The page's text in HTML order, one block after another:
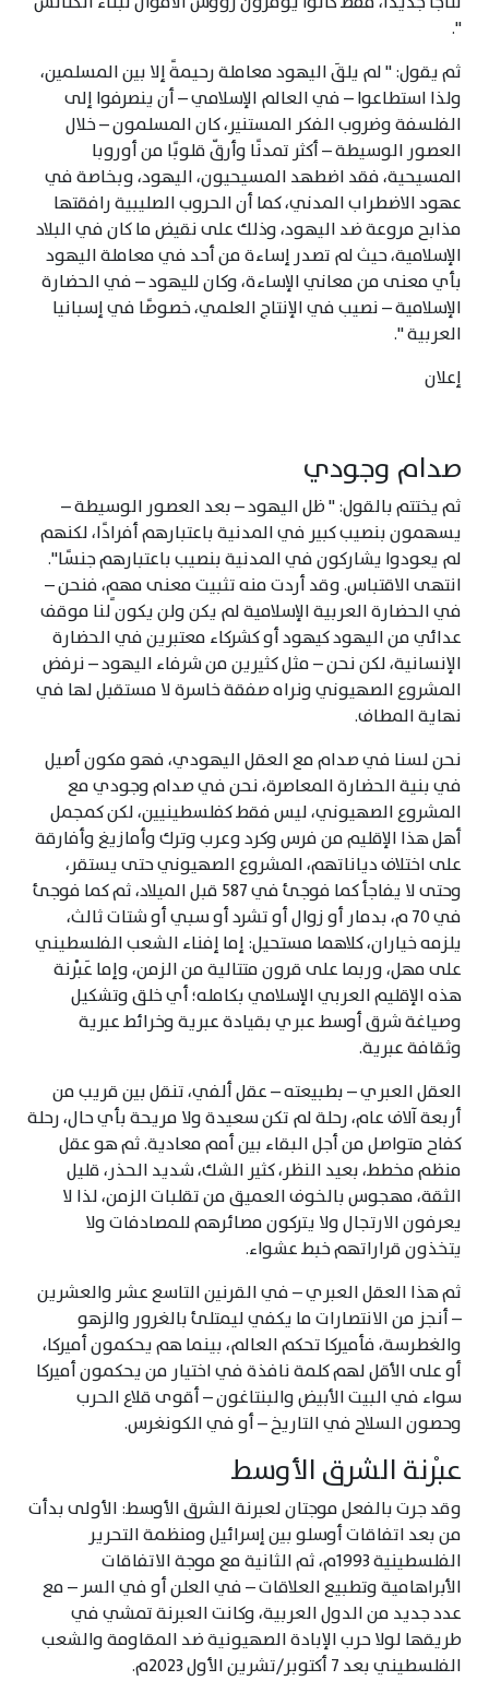
".
ثم يقول: " لم يلقَ اليهود معاملة رحيمةً إلا بين المسلمين،
ولذا استطاعوا – في العالم الإسلامي – أن ينصرفوا إلى
الفلسفة وضروب الفكر المستنير، كان المسلمون – خلال
العصور الوسيطة – أكثر تمدنًا وأرقّ قلوبًا من أوروبا
المسيحية، فقد اضطهد المسيحيون، اليهود، وبخاصة في
عهود الاضطراب المدني، كما أن الحروب الصليبية رافقتها
مذابح مروعة ضد اليهود، وذلك على نقيض ما كان في البلاد
الإسلامية، حيث لم تصدر إساءة من أحد في معاملة اليهود
بأي معنى من معاني الإساءة، وكان لليهود – في الحضارة
الإسلامية – نصيب في الإنتاج العلمي، خصوصًا في إسبانيا
العربية ".
إعلان
صدام وجودي
ثم يختتم بالقول: " ظل اليهود – بعد العصور الوسيطة –
يسهمون بنصيب كبير في المدنية باعتبارهم أفرادًا، لكنهم
لم يعودوا يشاركون في المدنية بنصيب باعتبارهم جنسًا".
انتهى الاقتباس. وقد أردت منه تثبيت معنى مهمٍ، فنحن –
في الحضارة العربية الإسلامية لم يكن ولن يكون لنا موقف
عدائي من اليهود كيهود أو كشركاء معتبرين في الحضارة
الإنسانية، لكن نحن – مثل كثيرين من شرفاء اليهود – نرفض
المشروع الصهيوني ونراه صفقة خاسرة لا مستقبل لها في
نهاية المطاف.
نحن لسنا في صدام مع العقل اليهودي، فهو مكون أصيل
في بنية الحضارة المعاصرة، نحن في صدام وجودي مع
المشروع الصهيوني، ليس فقط كفلسطينيين، لكن كمجمل
أهل هذا الإقليم من فرس وكرد وعرب وترك وأمازيغ وأفارقة
على اختلاف دياناتهم، المشروع الصهيوني حتى يستقر،
وحتى لا يفاجأ كما فوجئ في 587 قبل الميلاد، ثم كما فوجئ
في 70 م، بدمار أو زوال أو تشرد أو سبي أو شتات ثالث،
يلزمه خياران، كلاهما مستحيل: إما إفناء الشعب الفلسطيني
على مهل، وربما على قرون متتالية من الزمن، وإما عَبْرنة
هذه الإقليم العربي الإسلامي بكامله؛ أي خلق وتشكيل
وصياغة شرق أوسط عبري بقيادة عبرية وخرائط عبرية
وثقافة عبرية.
العقل العبري – بطبيعته – عقل ألفي، تنقل بين قريب من
أربعة آلاف عام، رحلة لم تكن سعيدة ولا مريحة بأي حال، رحلة
كفاح متواصل من أجل البقاء بين أمم معادية. ثم هو عقل
منظم مخطط، بعيد النظر، كثير الشك، شديد الحذر، قليل
الثقة، مهجوس بالخوف العميق من تقلبات الزمن، لذا لا
يعرفون الارتجال ولا يتركون مصائرهم للمصادفات ولا
يتخذون قراراتهم خبط عشواء.
ثم هذا العقل العبري – في القرنين التاسع عشر والعشرين
– أنجز من الانتصارات ما يكفي ليمتلئ بالغرور والزهو
والغطرسة، فأميركا تحكم العالم، بينما هم يحكمون أميركا،
أو على الأقل لهم كلمة نافذة في اختيار من يحكمون أميركا
سواء في البيت الأبيض والبنتاغون – أقوى قلاع الحرب
وحصون السلاح في التاريخ – أو في الكونغرس.
عبْرنة الشرق الأوسط
وقد جرت بالفعل موجتان لعبرنة الشرق الأوسط: الأولى بدأت
من بعد اتفاقات أوسلو بين إسرائيل ومنظمة التحرير
الفلسطينية 1993م، ثم الثانية مع موجة الاتفاقات
الأبراهامية وتطبيع العلاقات – في العلن أو في السر – مع
عدد جديد من الدول العربية، وكانت العبرنة تمشي في
طريقها لولا حرب الإبادة الصهيونية ضد المقاومة والشعب
الفلسطيني بعد 7 أكتوبر/تشرين الأول 2023م.